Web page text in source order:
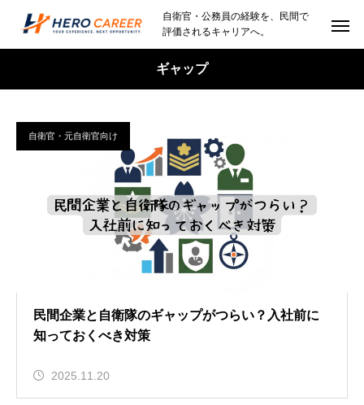
自衛官・公務員の経験を、民間で
評価されるキャリアへ。
ギャップ
自衛官・元自衛官向け
民間企業と自衛隊のギャップがつらい？入社前に
知っておくべき対策
2025.11.20